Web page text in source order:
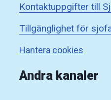
Kontaktuppgifter till
Tillgänglighet för
Hantera cookies
Andra kanaler